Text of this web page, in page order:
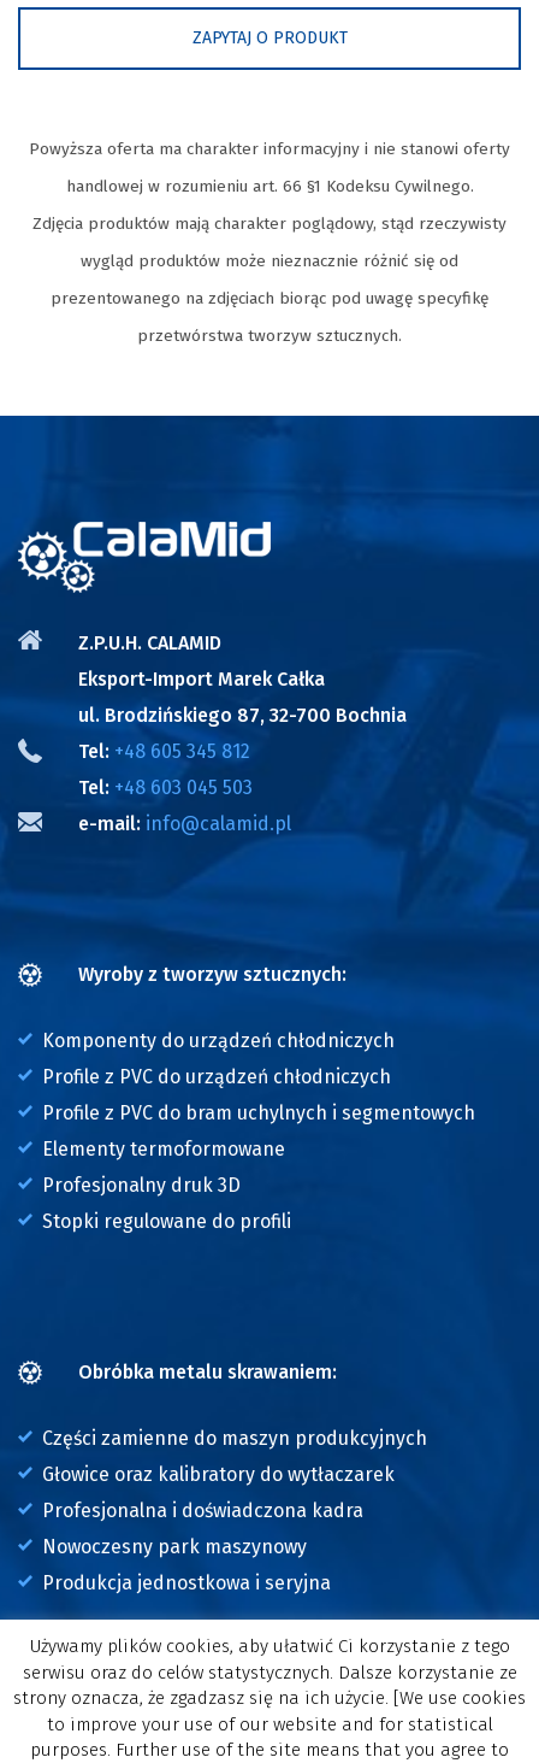
ZAPYTAJ O PRODUKT
Powyższa oferta ma charakter informacyjny i nie stanowi oferty
handlowej w rozumieniu art. 66 §1 Kodeksu Cywilnego.
Zdjęcia produktów mają charakter poglądowy, stąd rzeczywisty
wygląd produktów może nieznacznie różnić się od
prezentowanego na zdjęciach biorąc pod uwagę specyfikę
przetwórstwa tworzyw sztucznych.
Z.P.U.H. CALAMID
Eksport-Import Marek Całka
ul. Brodzińskiego 87, 32-700 Bochnia
Tel: +48 605 345 812
Tel: +48 603 045 503
e-mail: info@calamid.pl
Wyroby z tworzyw sztucznych:
Komponenty do urządzeń chłodniczych
Profile z PVC do urządzeń chłodniczych
Profile z PVC do bram uchylnych i segmentowych
Elementy termoformowane
Profesjonalny druk 3D
Stopki regulowane do profili
Obróbka metalu skrawaniem:
Części zamienne do maszyn produkcyjnych
Głowice oraz kalibratory do wytłaczarek
Profesjonalna i doświadczona kadra
Nowoczesny park maszynowy
Produkcja jednostkowa i seryjna
Copyright © 2017-2026 CALAMID
Wykonanie: Smartprojects.pl
Witryna calamid.pl korzysta z plików cookies. Przeglądanie tej
Używamy plików cookies, aby ułatwić Ci korzystanie z tego
serwisu oraz do celów statystycznych. Dalsze korzystanie ze
strony oznacza, że zgadzasz się na ich użycie. [We use cookies
to improve your use of our website and for statistical
purposes. Further use of the site means that you agree to